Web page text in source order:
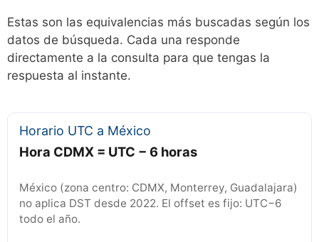
Estas son las equivalencias más buscadas según los
datos de búsqueda. Cada una responde
directamente a la consulta para que tengas la
respuesta al instante.
Horario UTC a México
Hora CDMX = UTC − 6 horas
México (zona centro: CDMX, Monterrey, Guadalajara)
no aplica DST desde 2022. El offset es fijo: UTC−6
todo el año.